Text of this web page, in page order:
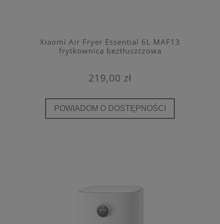
Xiaomi Air Fryer Essential 6L MAF13
frytkownica beztłuszczowa
219,00 zł
POWIADOM O DOSTĘPNOŚCI